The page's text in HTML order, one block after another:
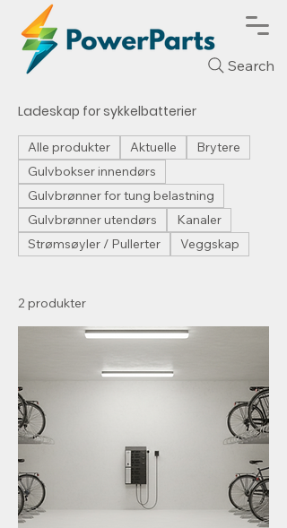
Search
Ladeskap for sykkelbatterier
Alle produkter Aktuelle
Brytere
Gulvbokser innendørs
Gulvbrønner for tung belastning
Gulvbrønner utendørs
Kanaler
Strømsøyler / Pullerter
Veggskap
2 produkter